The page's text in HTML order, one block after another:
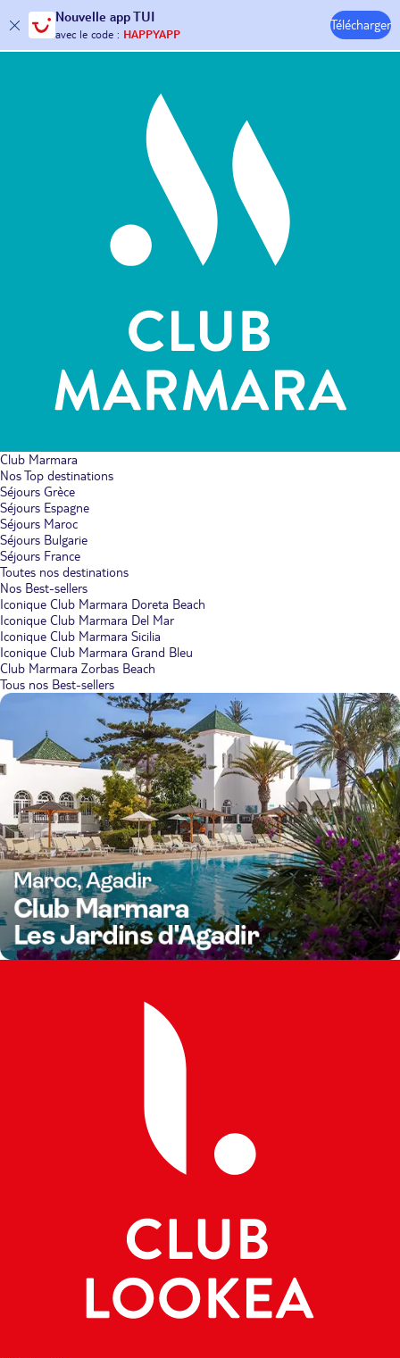
Nouvelle app TUI
30€ offerts*sur votrevoyage !
avec le code :HAPPYAPP
Télécharger
Hôtels & Clubs
Club Marmara
Nos Top destinations
Séjours Grèce
Séjours Espagne
Séjours Maroc
Séjours Bulgarie
Séjours France
Toutes nos destinations
Nos Best-sellers
Iconique Club Marmara Doreta Beach
Iconique Club Marmara Del Mar
Iconique Club Marmara Sicilia
Iconique Club Marmara Grand Bleu
Club Marmara Zorbas Beach
Tous nos Best-sellers